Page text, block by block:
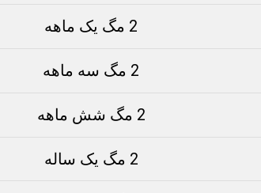
2 مگ یک ماهه
2 مگ سه ماهه
2 مگ شش ماهه
2 مگ یک ساله